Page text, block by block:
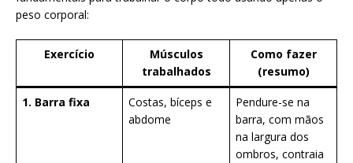
peso corporal:
Exercício
Músculos
trabalhados
Como fazer
(resumo)
1. Barra fixa
Costas, bíceps e
abdome
Pendure-se na
barra, com mãos
na largura dos
ombros, contraia